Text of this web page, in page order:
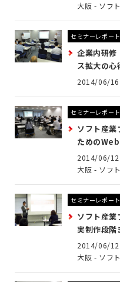
大阪 - ソフ
セミナーレポート
企業内研
ス拡大の心
2014/06/16
セミナーレポート
ソフト産
ための
2014/06/12
大阪 - ソフ
セミナーレポート
ソフト産
実制作段階
2014/06/12
大阪 - ソフ